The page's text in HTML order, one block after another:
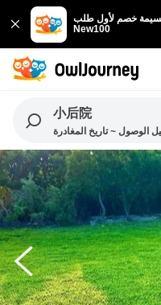
خصم لأول طلب:
New100
小后院
الوصول ~ تاريخ المغادرة